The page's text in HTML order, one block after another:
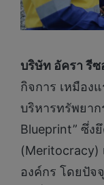
บริษัท อัครา รี
กิจการ เหมือง
บริหารทรัพยา
Blueprint” ซึ่ง
(Meritocracy)
องค์กร โดยปัจ